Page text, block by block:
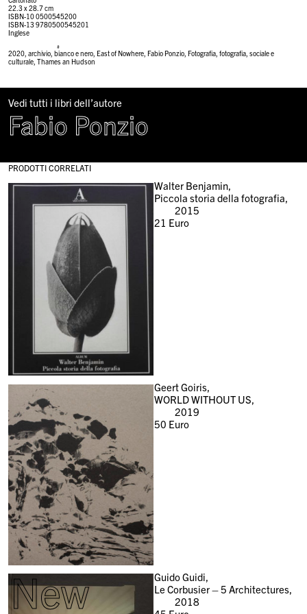
22.3 x 28.7 cm
ISBN-10 0500545200
ISBN-13 9780500545201
Inglese
#
2020,archivio,bianco e nero, East of Nowhere, Fabio Ponzio, Fotografia,fotografia,sociale e
culturale,Thames an Hudson
Vedi tutti i libri dell’autore
Fabio Ponzio
PRODOTTI CORRELATI
Walter Benjamin,
Piccola storia della fotografia,
2015
21 Euro
Geert Goiris,
WORLD WITHOUT US,
2019
50 Euro
New
Guido Guidi,
Le Corbusier – 5 Architectures,
2018